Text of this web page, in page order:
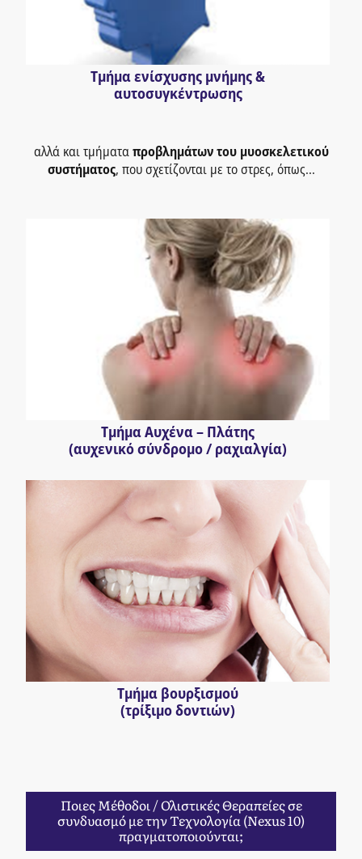
Τμήμα ενίσχυσης μνήμης &
αυτοσυγκέντρωσης
αλλά και τμήματαπροβλημάτων του μυοσκελετικού
συστήματος, που σχετίζονται με το στρες, όπως...
Τμήμα Αυχένα – Πλάτης
(αυχενικό σύνδρομο / ραχιαλγία)
Τμήμα βουρξισμού
(τρίξιμο δοντιών)
Ποιες Μέθοδοι / Ολιστικές Θεραπείες σε
συνδυασμό με την Τεχνολογία (Nexus 10)
πραγματοποιούνται;